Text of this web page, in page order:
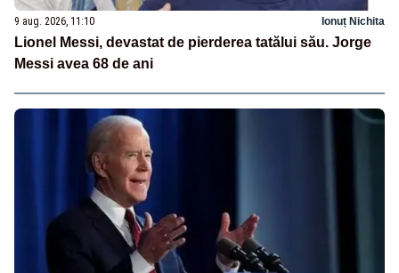
9 aug. 2026, 11:10 Ionuț Nichita
Lionel Messi, devastat de pierderea tatălui său. Jorge
Messi avea 68 de ani